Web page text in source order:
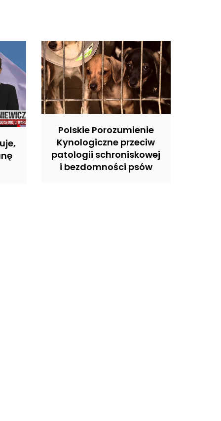
Polskie Porozumienie
Kynologiczne przeciw
patologii schroniskowej
i bezdomności psów